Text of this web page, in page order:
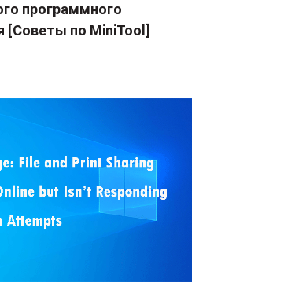
программного
[Советы по MiniTool]